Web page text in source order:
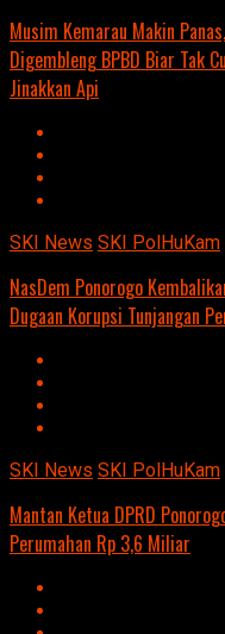
Musim Kemarau Makin
Digembleng BPBD Biar Tak
Jinakkan Api
SKI News SKI PolHuKam
NasDem Ponorogo
Dugaan Korupsi Tunjangan
SKI News SKI PolHuKam
Mantan Ketua DPRD
Perumahan Rp 3,6 Miliar